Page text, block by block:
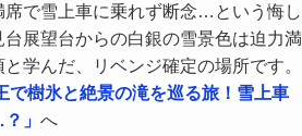
席で雪上車に乗れず断念…という悔し
展望台からの白銀の雪景色は迫力満
学んだ、リベンジ確定の場所です。
で樹氷と絶景の滝を巡る旅！雪上車
」 へ